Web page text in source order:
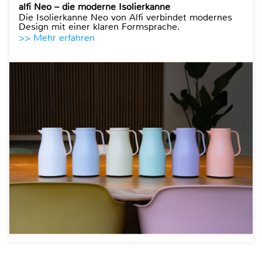
alfi Neo – die moderne Isolierkanne
Die Isolierkanne Neo von Alfi verbindet modernes
Design mit einer klaren Formsprache.
>> Mehr erfahren